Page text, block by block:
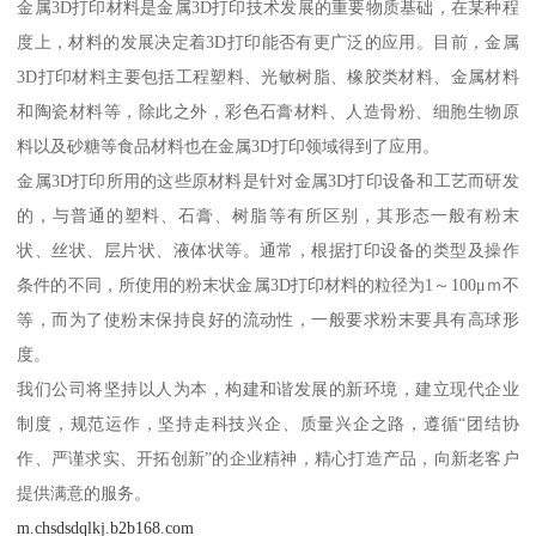
金属3D打印材料是金属3D打印技术发展的重要物质基础，在某种程
度上，材料的发展决定着3D打印能否有更广泛的应用。目前，金属
3D打印材料主要包括工程塑料、光敏树脂、橡胶类材料、金属材料
和陶瓷材料等，除此之外，彩色石膏材料、人造骨粉、细胞生物原
料以及砂糖等食品材料也在金属3D打印领域得到了应用。
金属3D打印所用的这些原材料是针对金属3D打印设备和工艺而研发
的，与普通的塑料、石膏、树脂等有所区别，其形态一般有粉末
状、丝状、层片状、液体状等。通常，根据打印设备的类型及操作
条件的不同，所使用的粉末状金属3D打印材料的粒径为1～100μｍ不
等，而为了使粉末保持良好的流动性，一般要求粉末要具有高球形
度。
我们公司将坚持以人为本，构建和谐发展的新环境，建立现代企业
制度，规范运作，坚持走科技兴企、质量兴企之路，遵循“团结协
作、严谨求实、开拓创新”的企业精神，精心打造产品，向新老客户
提供满意的服务。
m.chsdsdqlkj.b2b168.com